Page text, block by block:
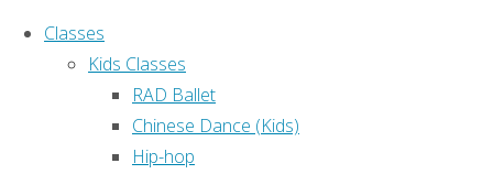
Classes
Kids Classes
RAD Ballet
Chinese Dance (Kids)
Hip-hop